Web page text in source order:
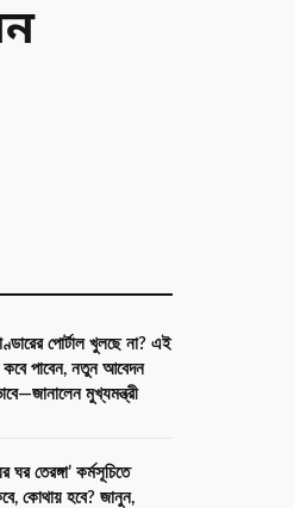
পোর্টাল খুলছে না? এই
কবে পাবেন, নতুন আবেদন
মুখ্যমন্ত্রী
ঘর তেরঙ্গা’ কর্মসূচিতে
কোথায় হবে? জানুন,